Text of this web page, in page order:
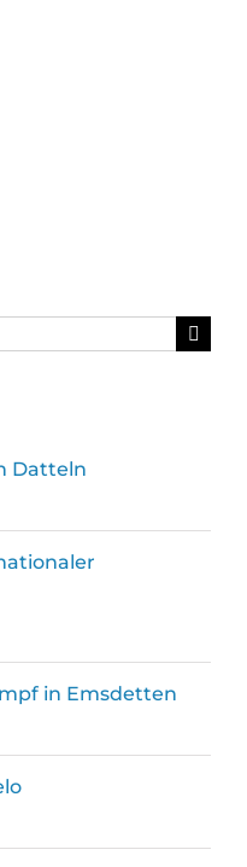
Datteln
in Emsdetten